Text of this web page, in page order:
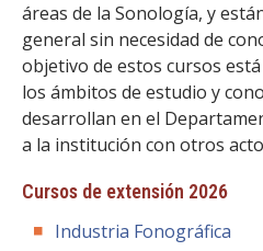
CREACIÓN E
Estudiantes
Académicas/os
áreas de la Sonología, y
general sin necesidad de
objetivo de estos cursos
los ámbitos de estudio y
desarrollan en el
a la institución con otros
Cursos de extensión 2026
Industria Fonográfica